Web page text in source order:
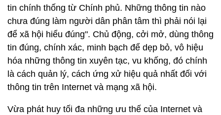
tin chính thống từ Chính phủ. Những thông tin nào
chưa đúng làm người dân phân tâm thì phải nói lại
để xã hội hiểu đúng". Chủ động, cởi mở, dùng thông
tin đúng, chính xác, minh bạch để dẹp bỏ, vô hiệu
hóa những thông tin xuyên tạc, vu khống, đó chính
là cách quản lý, cách ứng xử hiệu quả nhất đối với
thông tin trên Internet và mạng xã hội.
Vừa phát huy tối đa những ưu thế của Internet và